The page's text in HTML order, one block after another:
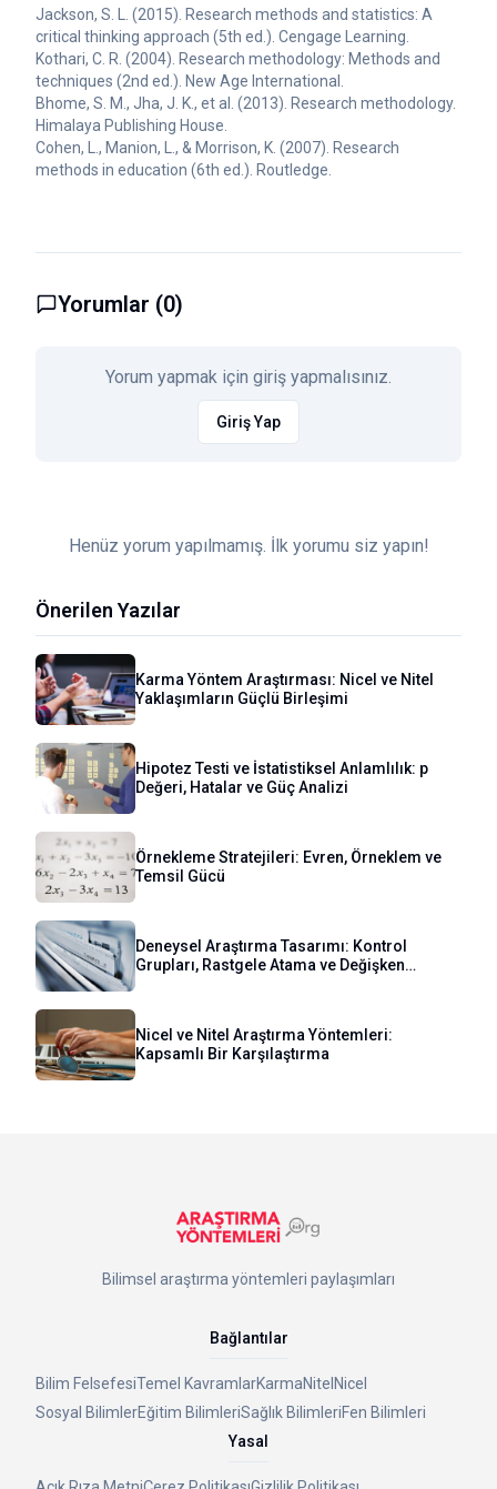
Jackson, S. L. (2015). Research methods and statistics: A
critical thinking approach (5th ed.). Cengage Learning.
Kothari, C. R. (2004). Research methodology: Methods and
techniques (2nd ed.). New Age International.
Bhome, S. M., Jha, J. K., et al. (2013). Research methodology.
Himalaya Publishing House.
Cohen, L., Manion, L., & Morrison, K. (2007). Research
methods in education (6th ed.). Routledge.
Yorumlar (0)
Yorum yapmak için giriş yapmalısınız.
Giriş Yap
Henüz yorum yapılmamış. İlk yorumu siz yapın!
Önerilen Yazılar
Karma Yöntem Araştırması: Nicel ve Nitel
Yaklaşımların Güçlü Birleşimi
Hipotez Testi ve İstatistiksel Anlamlılık: p
Değeri, Hatalar ve Güç Analizi
Örnekleme Stratejileri: Evren, Örneklem ve
Temsil Gücü
Deneysel Araştırma Tasarımı: Kontrol
Grupları, Rastgele Atama ve Değişken
Nicel ve Nitel Araştırma Yöntemleri:
Kapsamlı Bir Karşılaştırma
Bilimsel araştırma yöntemleri paylaşımları
Bağlantılar
Bilim FelsefesiTemel KavramlarKarmaNitel Nicel
Sosyal BilimlerEğitim BilimleriSağlık BilimleriFen Bilimleri
Yasal